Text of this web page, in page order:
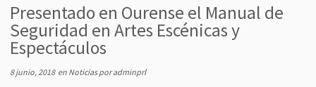
Presentado en Ourense el Manual de
Seguridad en Artes Escénicas y
Espectáculos
8 junio, 2018en Noticiasporadminprl